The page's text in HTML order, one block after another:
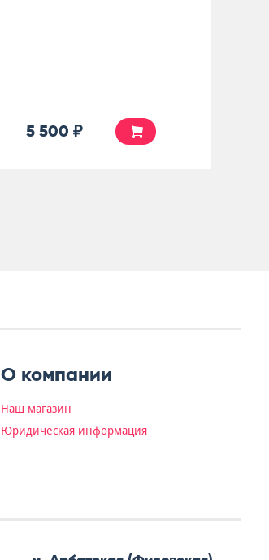
5 500 ₽
О компании
Наш магазин
Юридическая информация